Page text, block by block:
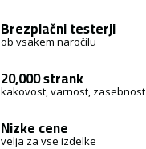
Brezplačni testerji
ob vsakem naročilu
20,000 strank
kakovost, varnost, zasebnost
Nizke cene
velja za vse izdelke